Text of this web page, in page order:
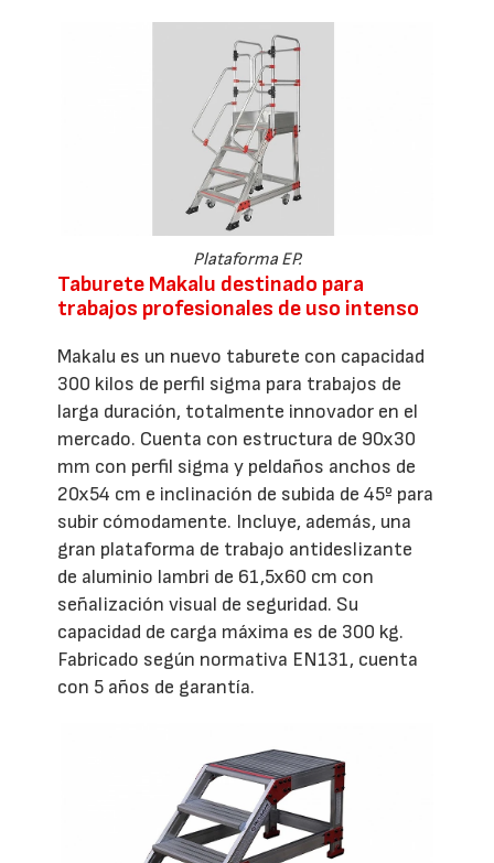
Plataforma EP.
Taburete Makalu destinado para
trabajos profesionales de uso intenso
Makalu es un nuevo taburete con capacidad
300 kilos de perfil sigma para trabajos de
larga duración, totalmente innovador en el
mercado. Cuenta con estructura de 90x30
mm con perfil sigma y peldaños anchos de
20x54 cm e inclinación de subida de 45º para
subir cómodamente. Incluye, además, una
gran plataforma de trabajo antideslizante
de aluminio lambri de 61,5x60 cm con
señalización visual de seguridad. Su
capacidad de carga máxima es de 300 kg.
Fabricado según normativa EN131, cuenta
con 5 años de garantía.